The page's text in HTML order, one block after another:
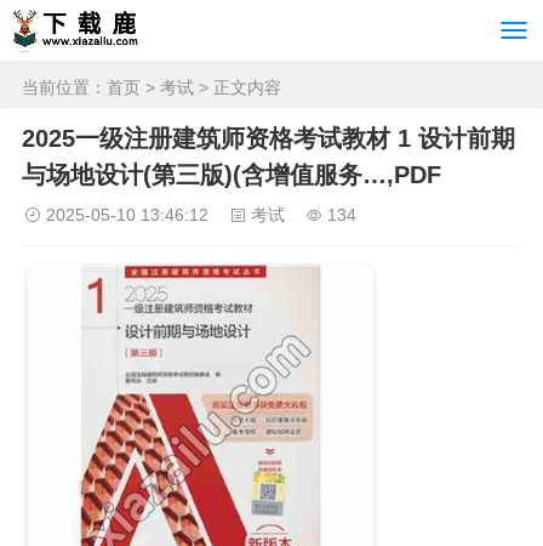
当前位置： 首页 > 考试 > 正文内容
2025一级注册建筑师资格考试教材 1 设计前期
与场地设计(第三版)(含增值服务…,PDF
2025-05-10 13:46:12 考试 134